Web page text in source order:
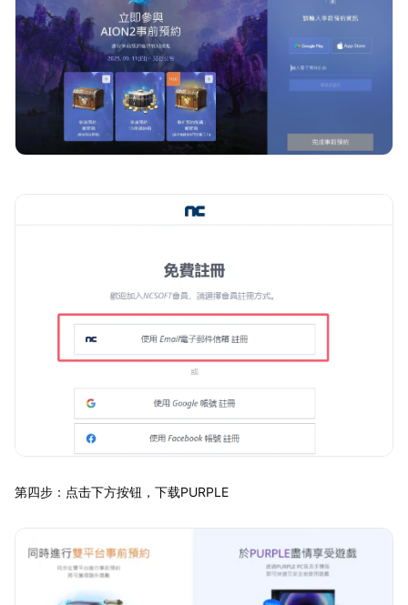
第四步：点击下方按钮，下载PURPLE